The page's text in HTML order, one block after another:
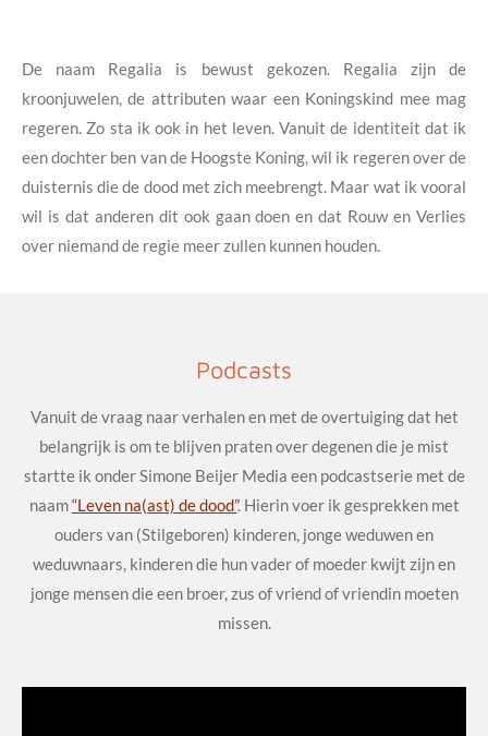
De naam Regalia is bewust gekozen. Regalia zijn de
kroonjuwelen, de attributen waar een Koningskind mee mag
regeren. Zo sta ik ook in het leven. Vanuit de identiteit dat ik
een dochter ben van de Hoogste Koning, wil ik regeren over de
duisternis die de dood met zich meebrengt. Maar wat ik vooral
wil is dat anderen dit ook gaan doen en dat Rouw en Verlies
over niemand de regie meer zullen kunnen houden.
Podcasts
Vanuit de vraag naar verhalen en met de overtuiging dat het
belangrijk is om te blijven praten over degenen die je mist
startte ik onder Simone Beijer Media een podcastserie met de
naam“Leven na(ast) de dood”. Hierin voer ik gesprekken met
ouders van (Stilgeboren) kinderen, jonge weduwen en
weduwnaars, kinderen die hun vader of moeder kwijt zijn en
jonge mensen die een broer, zus of vriend of vriendin moeten
missen.